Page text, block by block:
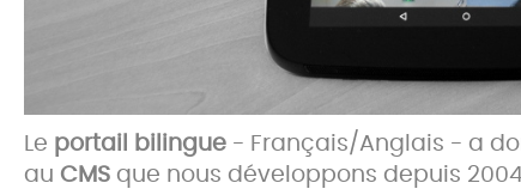
Le portail bilingue - Français/Anglais - a
au CMS que nous développons depuis